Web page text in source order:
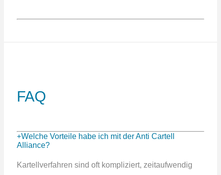
FAQ
Welche Vorteile habe ich mit der Anti Cartell
Alliance?
Kartellverfahren sind oft kompliziert, zeitaufwendig